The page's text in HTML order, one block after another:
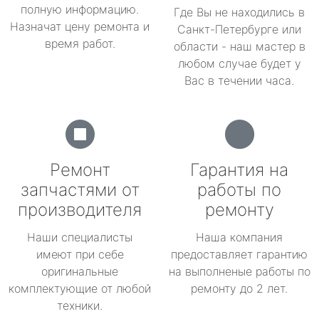
полную информацию.
Назначат цену ремонта и
время работ.
Где Вы не находились в
Санкт-Петербурге или
области - наш мастер в
любом случае будет у
Вас в течении часа.
Ремонт
запчастями от
производителя
Наши специалисты
имеют при себе
оригинальные
комплектующие от любой
техники.
Гарантия на
работы по
ремонту
Наша компания
предоставляет гарантию
на выполненые работы по
ремонту до 2 лет.